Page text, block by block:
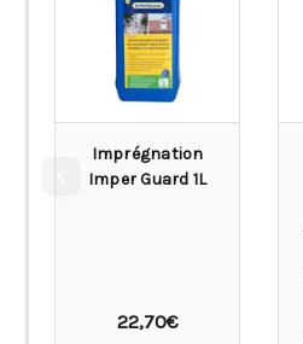
Imprégnation
Imper Guard 1L
22,70€